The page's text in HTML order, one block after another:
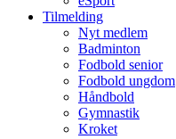
Tilmelding
Nyt medlem
Badminton
Fodbold senior
Fodbold ungdom
Håndbold
Gymnastik
Kroket